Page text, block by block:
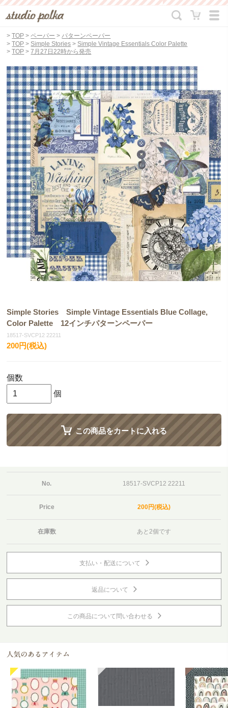
>TOP >ペーパー >パターンペーパー
>TOP > Simple Stories > Simple Vintage Essentials Color Palette
>TOP >7月27日22時から発売
Simple Stories Simple Vintage Essentials Blue Collage,
Color Palette 12インチパターンペーパー
18517-SVCP12 22211
200円(税込)
個数
個
この商品をカートに入れる
No. 18517-SVCP12 22211
Price 200円(税込)
在庫数 あと2個です
支払い・配送について
返品について
この商品について問い合わせる